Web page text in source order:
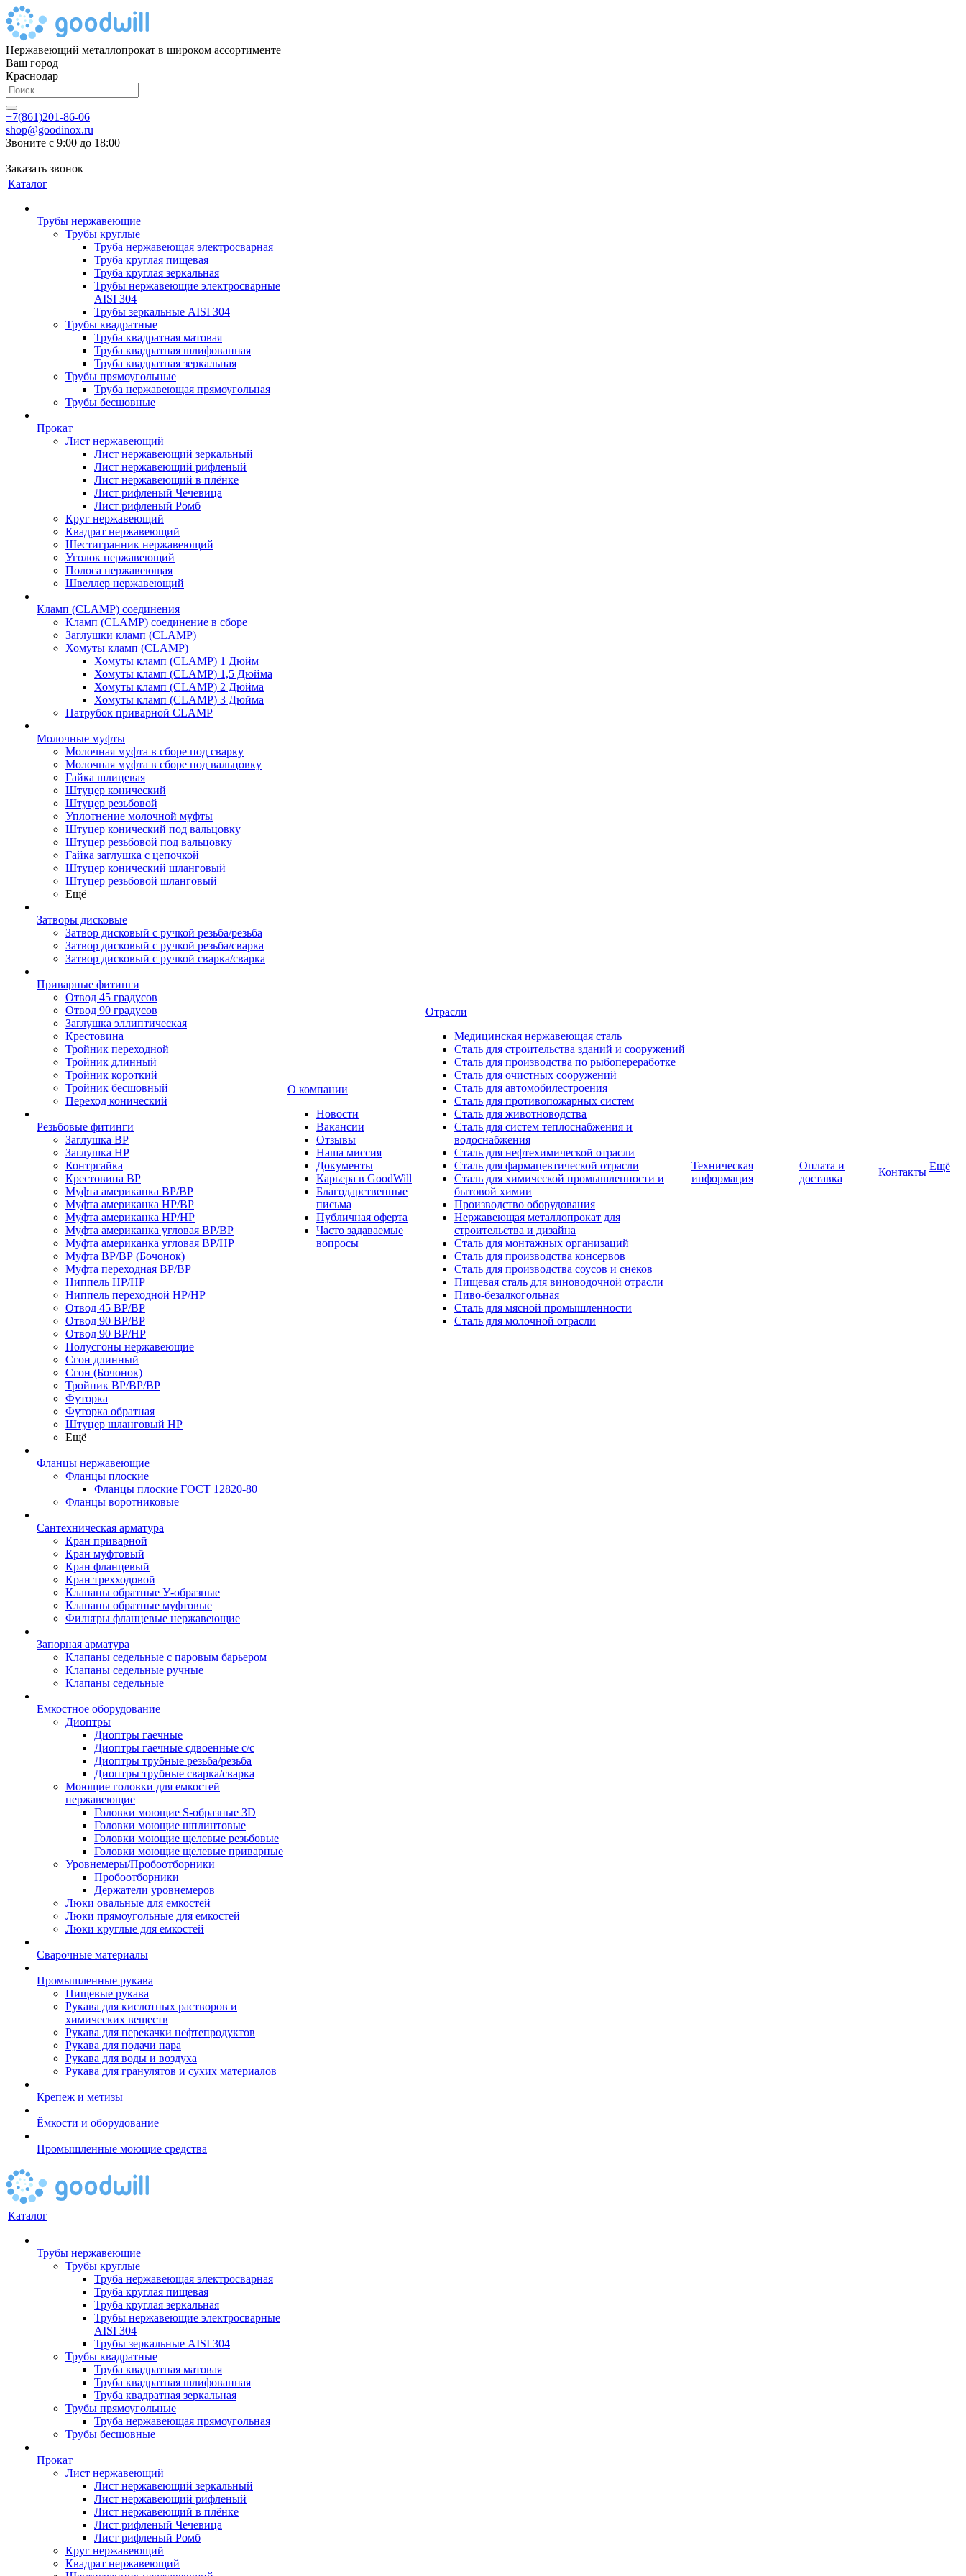
Нержавеющий металлопрокат в широком ассортименте
Ваш город
Краснодар
+7(861)201-86-06
shop@goodinox.ru
Звоните с 9:00 до 18:00
Заказать звонок
Каталог
Трубы нержавеющие
Трубы круглые
Труба нержавеющая электросварная
Труба круглая пищевая
Труба круглая зеркальная
Трубы нержавеющие электросварные
AISI 304
Трубы зеркальные AISI 304
Трубы квадратные
Труба квадратная матовая
Труба квадратная шлифованная
Труба квадратная зеркальная
Трубы прямоугольные
Труба нержавеющая прямоугольная
Трубы бесшовные
Прокат
Лист нержавеющий
Лист нержавеющий зеркальный
Лист нержавеющий рифленый
Лист нержавеющий в плёнке
Лист рифленый Чечевица
Лист рифленый Ромб
Круг нержавеющий
Квадрат нержавеющий
Шестигранник нержавеющий
Уголок нержавеющий
Полоса нержавеющая
Швеллер нержавеющий
Кламп (CLAMP) соединения
Кламп (CLAMP) соединение в сборе
Заглушки кламп (CLAMP)
Хомуты кламп (CLAMP)
Хомуты кламп (CLAMP) 1 Дюйм
Хомуты кламп (CLAMP) 1,5 Дюйма
Хомуты кламп (CLAMP) 2 Дюйма
Хомуты кламп (CLAMP) 3 Дюйма
Патрубок приварной CLAMP
Молочные муфты
Молочная муфта в сборе под сварку
Молочная муфта в сборе под вальцовку
Гайка шлицевая
Штуцер конический
Штуцер резьбовой
Уплотнение молочной муфты
Штуцер конический под вальцовку
Штуцер резьбовой под вальцовку
Гайка заглушка с цепочкой
Штуцер конический шланговый
Штуцер резьбовой шланговый
Ещё
Затворы дисковые
Затвор дисковый с ручкой резьба/резьба
Затвор дисковый с ручкой резьба/сварка
Затвор дисковый с ручкой сварка/сварка
Приварные фитинги
Отвод 45 градусов
Отвод 90 градусов
Заглушка эллиптическая
Крестовина
Тройник переходной
Тройник длинный
Тройник короткий
Тройник бесшовный
Переход конический
Резьбовые фитинги
Заглушка ВР
Заглушка НР
Контргайка
Крестовина ВР
Муфта американка ВР/ВР
Муфта американка НР/ВР
Муфта американка НР/НР
Муфта американка угловая ВР/ВР
Муфта американка угловая ВР/НР
Муфта ВР/ВР (Бочонок)
Муфта переходная ВР/ВР
Ниппель НР/НР
Ниппель переходной НР/НР
Отвод 45 ВР/ВР
Отвод 90 ВР/ВР
Отвод 90 ВР/НР
Полусгоны нержавеющие
Сгон длинный
Сгон (Бочонок)
Тройник ВР/ВР/ВР
Футорка
Футорка обратная
Штуцер шланговый НР
Ещё
Фланцы нержавеющие
Фланцы плоские
Фланцы плоские ГОСТ 12820-80
Фланцы воротниковые
Сантехническая арматура
Кран приварной
Кран муфтовый
Кран фланцевый
Кран трехходовой
Клапаны обратные У-образные
Клапаны обратные муфтовые
Фильтры фланцевые нержавеющие
Запорная арматура
Клапаны седельные с паровым барьером
Клапаны седельные ручные
Клапаны седельные
Емкостное оборудование
Диоптры
Диоптры гаечные
Диоптры гаечные сдвоенные c/c
Диоптры трубные резьба/резьба
Диоптры трубные сварка/сварка
Моющие головки для емкостей
нержавеющие
Головки моющие S-образные 3D
Головки моющие шплинтовые
Головки моющие щелевые резьбовые
Головки моющие щелевые приварные
Уровнемеры/Пробоотборники
Пробоотборники
Держатели уровнемеров
Люки овальные для емкостей
Люки прямоугольные для емкостей
Люки круглые для емкостей
Сварочные материалы
Промышленные рукава
Пищевые рукава
Рукава для кислотных растворов и
химических веществ
Рукава для перекачки нефтепродуктов
Рукава для подачи пара
Рукава для воды и воздуха
Рукава для гранулятов и сухих материалов
Крепеж и метизы
Ёмкости и оборудование
Промышленные моющие средства
О компании
Новости
Вакансии
Отзывы
Наша миссия
Документы
Карьера в GoodWill
Благодарственные
письма
Публичная оферта
Часто задаваемые
вопросы
Отрасли
Медицинcкая нержавеющая сталь
Сталь для строительства зданий и сооружений
Сталь для производства по рыбопереработке
Сталь для очистных сооружений
Сталь для автомобилестроения
Сталь для противопожарных систем
Сталь для животноводства
Сталь для систем теплоснабжения и
водоснабжения
Сталь для нефтехимической отрасли
Сталь для фармацевтической отрасли
Сталь для химической промышленности и
бытовой химии
Производство оборудования
Нержавеющая металлопрокат для
строительства и дизайна
Сталь для монтажных организаций
Сталь для производства консервов
Сталь для производства соусов и снеков
Пищевая сталь для виноводочной отрасли
Пиво-безалкогольная
Сталь для мясной промышленности
Сталь для молочной отрасли
Техническая
информация
Оплата и
доставка
Контакты Ещё
Каталог
Трубы нержавеющие
Трубы круглые
Труба нержавеющая электросварная
Труба круглая пищевая
Труба круглая зеркальная
Трубы нержавеющие электросварные
AISI 304
Трубы зеркальные AISI 304
Трубы квадратные
Труба квадратная матовая
Труба квадратная шлифованная
Труба квадратная зеркальная
Трубы прямоугольные
Труба нержавеющая прямоугольная
Трубы бесшовные
Прокат
Лист нержавеющий
Лист нержавеющий зеркальный
Лист нержавеющий рифленый
Лист нержавеющий в плёнке
Лист рифленый Чечевица
Лист рифленый Ромб
Круг нержавеющий
Квадрат нержавеющий